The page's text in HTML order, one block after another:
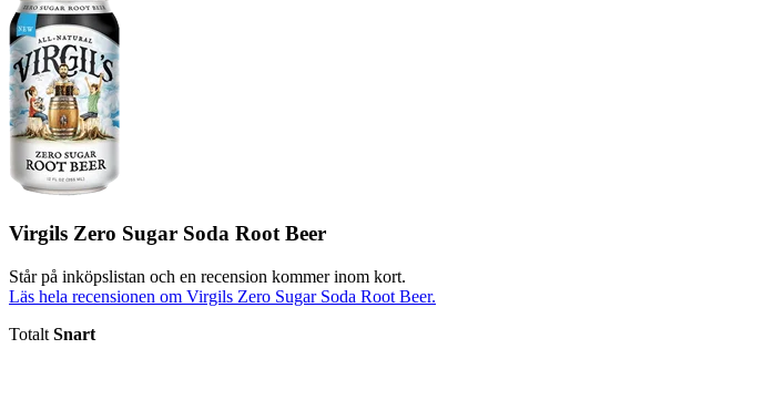
Virgils Zero Sugar Soda Root Beer
Står på inköpslistan och en recension kommer inom kort.
Läs hela recensionen om Virgils Zero Sugar Soda Root Beer.
Totalt Snart